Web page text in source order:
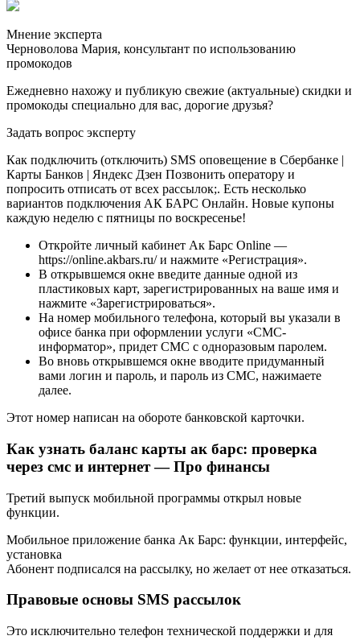
Мнение эксперта
Черноволова Мария, консультант по использованию
промокодов
Ежедневно нахожу и публикую свежие (актуальные) скидки и
промокоды специально для вас, дорогие друзья?
Задать вопрос эксперту
Как подключить (отключить) SMS оповещение в Сбербанке |
Карты Банков | Яндекс Дзен Позвонить оператору и
попросить отписать от всех рассылок;. Есть несколько
вариантов подключения АК БАРС Онлайн. Новые купоны
каждую неделю с пятницы по воскресенье!
Откройте личный кабинет Ак Барс Online —
https://online.akbars.ru/ и нажмите «Регистрация».
В открывшемся окне введите данные одной из
пластиковых карт, зарегистрированных на ваше имя и
нажмите «Зарегистрироваться».
На номер мобильного телефона, который вы указали в
офисе банка при оформлении услуги «СМС-
информатор», придет СМС с одноразовым паролем.
Во вновь открывшемся окне вводите придуманный
вами логин и пароль, и пароль из СМС, нажимаете
далее.
Этот номер написан на обороте банковской карточки.
Как узнать баланс карты ак барс: проверка
через смс и интернет — Про финансы
Третий выпуск мобильной программы открыл новые
функции.
Мобильное приложение банка Ак Барс: функции, интерфейс,
установка
Абонент подписался на рассылку, но желает от нее отказаться.
Правовые основы SMS рассылок
Это исключительно телефон технической поддержки и для